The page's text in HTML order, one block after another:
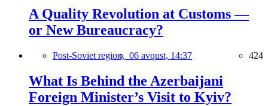
A Quality Revolution at Customs —
or New Bureaucracy?
Post-Soviet region, 06 avqust, 14:37 424
What Is Behind the Azerbaijani
Foreign Minister’s Visit to Kyiv?